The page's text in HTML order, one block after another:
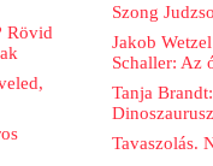
Rövid
Szong
Jakob
Schaller: Az
Tanja
Tavaszolás.